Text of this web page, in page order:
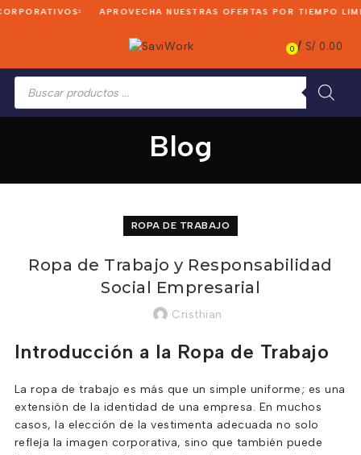
APROVECHA NUESTRAS OFERTAS POR TIEMPO
0 / S/ 0.00
Búsqueda
productos
Blog
ROPA DE TRABAJO
Ropa de Trabajo y Responsabilidad
Social Empresarial
Cristhian
Introducción a la Ropa de Trabajo
La ropa de trabajo es más que un simple uniforme; es una
extensión de la identidad de una empresa. En muchos
casos, la elección de la vestimenta adecuada no solo
refleja la imagen corporativa, sino que también puede